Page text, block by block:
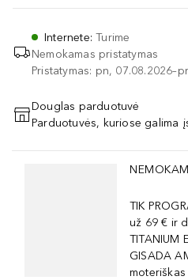
Internete:Turime
Nemokamas pristatymas
Pristatymas: pn,
PRIDĖTI Į
Douglas parduotuvė
Parduotuvės, kuriose galima
Praleisti slankiklį
TIK
už 69 € ir
TITANIUM
GISADA